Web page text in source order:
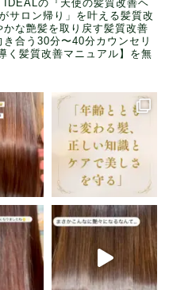
IDEALの『天使の髪質改善ヘ
がサロン帰り」を叶える髪質改
かな艶髪を取り戻す髪質改善
合う30分〜40分カウンセリ
く髪質改善マニュアル】を無